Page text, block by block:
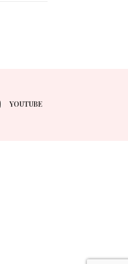
YOUTUBE